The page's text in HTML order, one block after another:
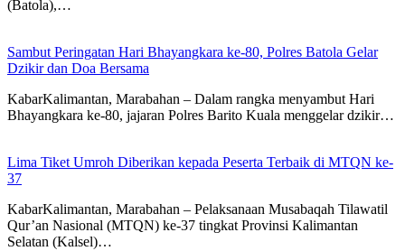
(Batola),…
Sambut Peringatan Hari Bhayangkara ke-80, Polres Batola Gelar
Dzikir dan Doa Bersama
KabarKalimantan, Marabahan – Dalam rangka menyambut Hari
Bhayangkara ke-80, jajaran Polres Barito Kuala menggelar dzikir…
Lima Tiket Umroh Diberikan kepada Peserta Terbaik di MTQN ke-
37
KabarKalimantan, Marabahan – Pelaksanaan Musabaqah Tilawatil
Qur’an Nasional (MTQN) ke-37 tingkat Provinsi Kalimantan
Selatan (Kalsel)…